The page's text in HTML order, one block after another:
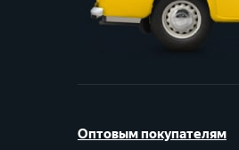
Оптовым покупателям